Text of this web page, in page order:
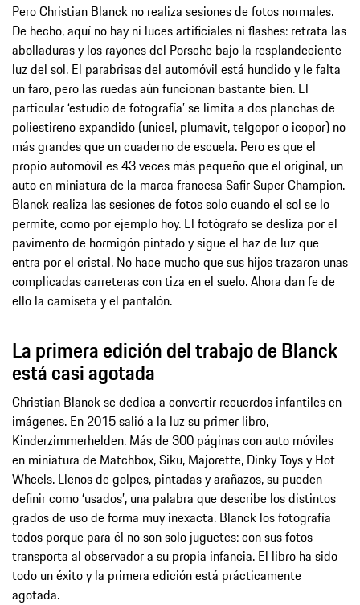
Pero Christian Blanck no realiza sesiones de fotos normales.
De hecho, aquí no hay ni luces artificiales ni flashes: retrata las
abolladuras y los rayones del Porsche bajo la resplandeciente
luz del sol. El parabrisas del automóvil está hundido y le falta
un faro, pero las ruedas aún funcionan bastante bien. El
particular ‘estudio de fotografía’ se limita a dos planchas de
poliestireno expandido (unicel, plumavit, telgopor o icopor) no
más grandes que un cuaderno de escuela. Pero es que el
propio automóvil es 43 veces más pequeño que el original, un
auto en miniatura de la marca francesa Safir Super Champion.
Blanck realiza las sesiones de fotos solo cuando el sol se lo
permite, como por ejemplo hoy. El fotógrafo se desliza por el
pavimento de hormigón pintado y sigue el haz de luz que
entra por el cristal. No hace mucho que sus hijos trazaron unas
complicadas carreteras con tiza en el suelo. Ahora dan fe de
ello la camiseta y el pantalón.
La primera edición del trabajo de Blanck
está casi agotada
Christian Blanck se dedica a convertir recuerdos infantiles en
imágenes. En 2015 salió a la luz su primer libro,
Kinderzimmerhelden. Más de 300 páginas con auto móviles
en miniatura de Matchbox, Siku, Majorette, Dinky Toys y Hot
Wheels. Llenos de golpes, pintadas y arañazos, su pueden
definir como ‘usados’, una palabra que describe los distintos
grados de uso de forma muy inexacta. Blanck los fotografía
todos porque para él no son solo juguetes: con sus fotos
transporta al observador a su propia infancia. El libro ha sido
todo un éxito y la primera edición está prácticamente
agotada.